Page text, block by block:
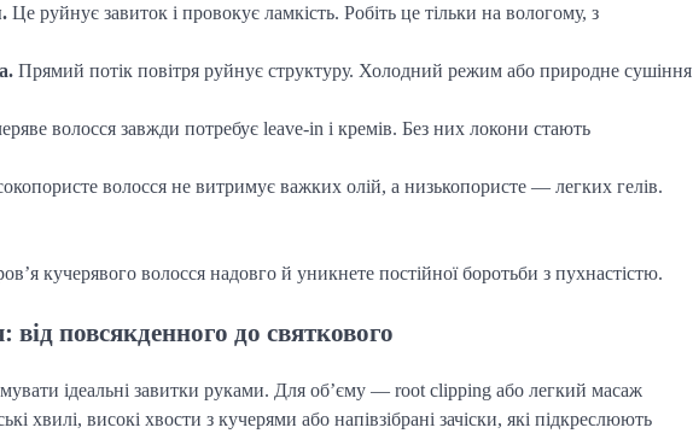
Це руйнує завиток і провокує ламкість. Робіть це тільки на вологому, з
Прямий потік повітря руйнує структуру. Холодний режим або природне сушіння
волосся завжди потребує leave-in і кремів. Без них локони стають
волосся не витримує важких олій, а низькопористе — легких гелів.
кучерявого волосся надовго й уникнете постійної боротьби з пухнастістю.
від повсякденного до святкового
ідеальні завитки руками. Для об’єму — root clipping або легкий масаж
хвилі, високі хвости з кучерями або напівзібрані зачіски, які підкреслюють